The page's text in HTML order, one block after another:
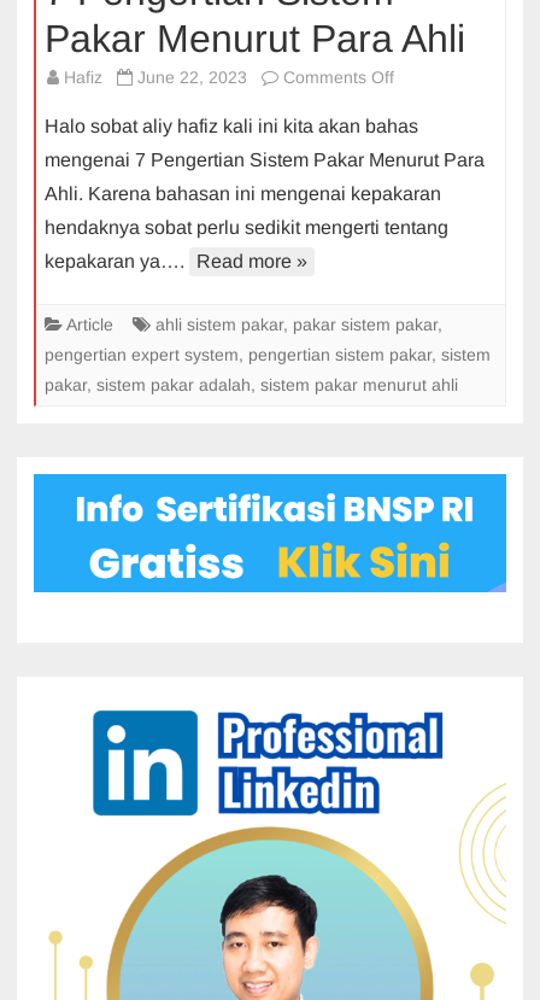
Pakar Menurut Para Ahli
Hafiz June 22, 2023 Comments Offon
Pengertian
Sistem
Pakar
Menurut
Halo sobat aliy hafiz kali ini kita akan bahas
mengenai 7 Pengertian Sistem Pakar Menurut Para
Ahli. Karena bahasan ini mengenai kepakaran
hendaknya sobat perlu sedikit mengerti tentang
kepakaran ya….
Read more »
Article ahli sistem pakar, pakar sistem pakar,
pengertian expert system, pengertian sistem pakar, sistem
pakar, sistem pakar adalah, sistem pakar menurut ahli